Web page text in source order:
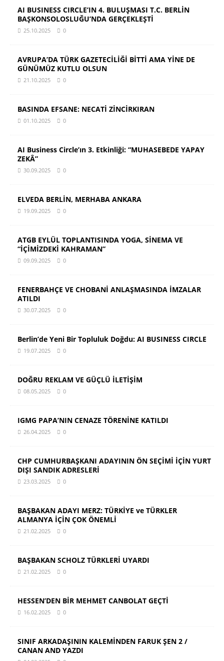
AI BUSINESS CIRCLE’IN 4. BULUŞMASI T.C. BERLİN
BAŞKONSOLOSLUĞU’NDA GERÇEKLEŞTİ
25.10.2025 0
AVRUPA’DA TÜRK GAZETECİLİĞİ BİTTİ AMA YİNE DE
GÜNÜMÜZ KUTLU OLSUN
21.10.2025 0
BASINDA EFSANE: NECATİ ZİNCİRKIRAN
01.10.2025 0
AI Business Circle’ın 3. Etkinliği: “MUHASEBEDE YAPAY
ZEKÂ”
30.09.2025 0
ELVEDA BERLİN, MERHABA ANKARA
19.09.2025 0
ATGB EYLÜL TOPLANTISINDA YOGA, SİNEMA VE
“İÇİMİZDEKİ KAHRAMAN”
09.09.2025 0
FENERBAHÇE VE CHOBANİ ANLAŞMASINDA İMZALAR
ATILDI
30.07.2025 0
Berlin’de Yeni Bir Topluluk Doğdu: AI BUSINESS CIRCLE
19.07.2025 0
DOĞRU REKLAM VE GÜÇLÜ İLETİŞİM
08.05.2025 0
IGMG PAPA’NIN CENAZE TÖRENİNE KATILDI
26.04.2025 0
CHP CUMHURBAŞKANI ADAYININ ÖN SEÇİMİ İÇİN YURT
DIŞI SANDIK ADRESLERİ
23.03.2025 0
BAŞBAKAN ADAYI MERZ: TÜRKİYE ve TÜRKLER
ALMANYA İÇİN ÇOK ÖNEMLİ
21.02.2025 0
BAŞBAKAN SCHOLZ TÜRKLERİ UYARDI
21.02.2025 0
HESSEN’DEN BİR MEHMET CANBOLAT GEÇTİ
16.02.2025 0
SINIF ARKADAŞININ KALEMİNDEN FARUK ŞEN 2 /
CANAN AND YAZDI